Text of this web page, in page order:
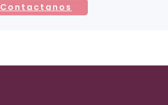
Contactanos